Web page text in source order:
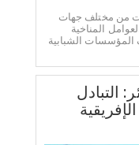
من مختلف جهات
المناخية
المؤسسات الشبابية
التبادل